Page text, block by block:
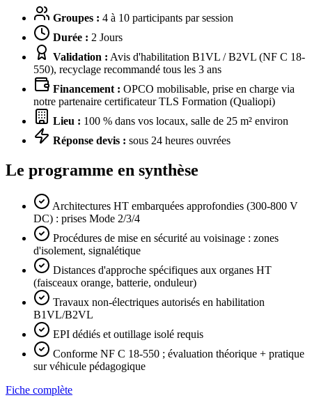
Groupes : 4 à 10 participants par session
Durée : 2 Jours
Validation : Avis d'habilitation B1VL / B2VL (NF C 18-
550), recyclage recommandé tous les 3 ans
Financement : OPCO mobilisable, prise en charge via
notre partenaire certificateur TLS Formation (Qualiopi)
Lieu : 100 % dans vos locaux, salle de 25 m² environ
Réponse devis : sous 24 heures ouvrées
Le programme en synthèse
Architectures HT embarquées approfondies (300-800 V
DC) : prises Mode 2/3/4
Procédures de mise en sécurité au voisinage : zones
d'isolement, signalétique
Distances d'approche spécifiques aux organes HT
(faisceaux orange, batterie, onduleur)
Travaux non-électriques autorisés en habilitation
B1VL/B2VL
EPI dédiés et outillage isolé requis
Conforme NF C 18-550 ; évaluation théorique + pratique
sur véhicule pédagogique
Fiche complète